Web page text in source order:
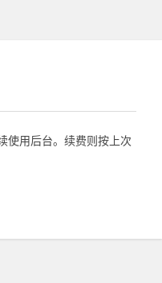
使用后台。续费则按上次